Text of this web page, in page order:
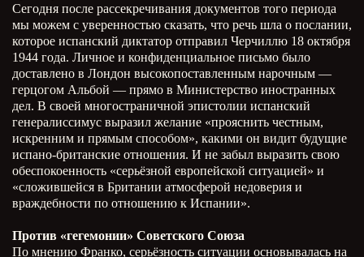
Сегодня после рассекречивания документов того периода
мы можем с уверенностью сказать, что речь шла о послании,
которое испанский диктатор отправил Черчиллю 18 октября
1944 года. Личное и конфиденциальное письмо было
доставлено в Лондон высокопоставленным нарочным —
герцогом Альбой — прямо в Министерство иностранных
дел. В своей многостраничной эпистолии испанский
генералиссимус выразил желание «прояснить честным,
искренним и прямым способом», какими он видит будущие
испано-британские отношения. И не забыл выразить свою
обеспокоенность «серьёзной европейской ситуацией» и
«сложившейся в Британии атмосферой недоверия и
враждебности по отношению к Испании».
Против «гегемонии» Советского Союза
По мнению Франко, серьёзность ситуации основывалась на